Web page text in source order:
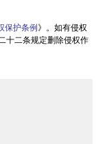
保护条例》。如有侵权
十二条规定删除侵权作